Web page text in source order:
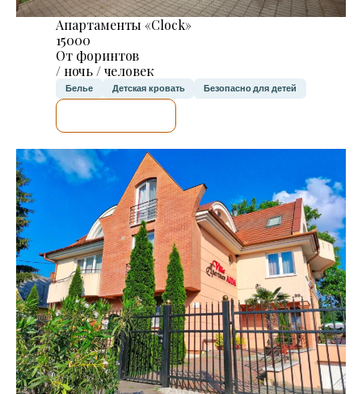
Апартаменты «Clock»
15000
От форинтов
/ ночь / человек
Белье Детская кровать Безопасно для детей